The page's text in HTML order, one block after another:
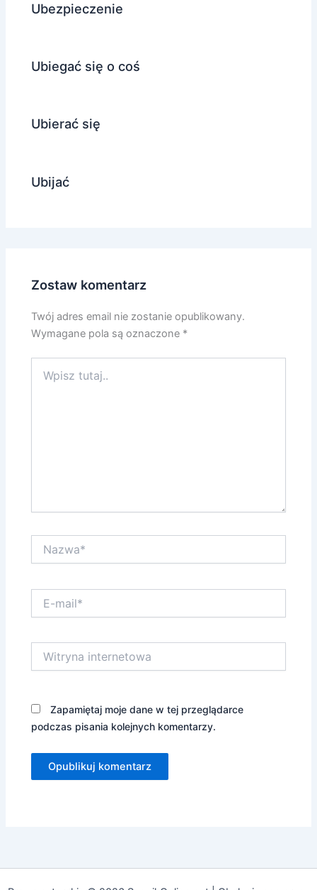
Ubezpieczenie
Ubiegać się o coś
Ubierać się
Ubijać
Zostaw komentarz
Twój adres email nie zostanie opublikowany.
Wymagane pola są oznaczone *
tutaj..
mail*
internetowa
Zapamiętaj moje dane w tej przeglądarce
podczas pisania kolejnych komentarzy.